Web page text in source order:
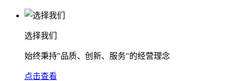
选择我们
始终秉持"品质、创新、服务"的经营理念
点击查看